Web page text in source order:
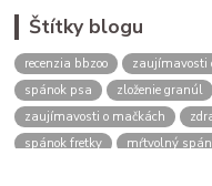
Štítky blogu
recenzia bbzoo zaujímavosti
spánok psa
zloženie granúl
zaujímavosti o mačkách
spánok fretky
mŕtvolný